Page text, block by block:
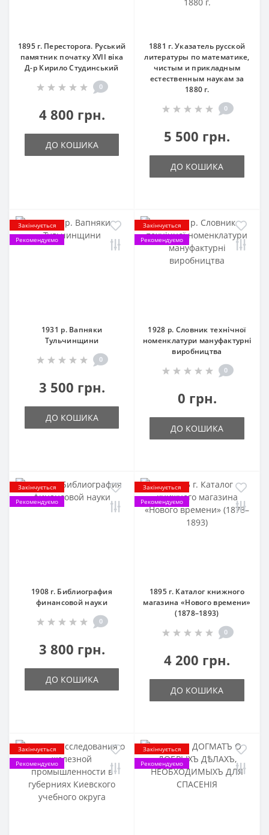
1895 г. Пересторога. Руський
памятник початку XVII віка
Д-р Кирило Студинський
0
4 800 грн.
ДО КОШИКА
1881 г. Указатель русской
литературы по математике,
чистым и прикладным
естественным наукам за
1880 г.
0
5 500 грн.
ДО КОШИКА
Закінчується
Рекомендуємо
1931 р. Вапняки
Тульчинщини
0
3 500 грн.
ДО КОШИКА
Закінчується
Рекомендуємо
1928 р. Словник технічної
номенклатури мануфактурні
виробництва
0
0 грн.
ДО КОШИКА
Закінчується
Рекомендуємо
1908 г. Библиография
финансовой науки
0
3 800 грн.
ДО КОШИКА
Закінчується
Рекомендуємо
1895 г. Каталог книжного
магазина «Нового времени»
(1878–1893)
0
4 200 грн.
ДО КОШИКА
Закінчується
Рекомендуємо
Закінчується
Рекомендуємо